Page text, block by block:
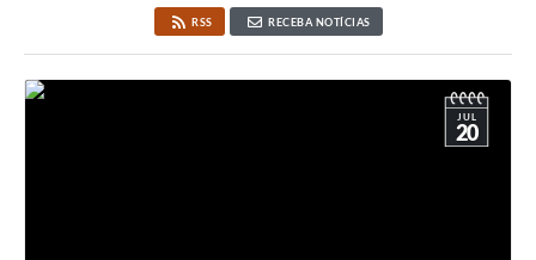
RSS RECEBA NOTÍCIAS
JUL
20